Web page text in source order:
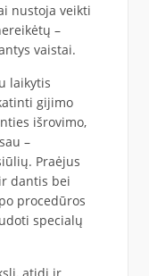
nustoja veikti
–
vaistai.
laikytis
gijimo
išrovimo,
–
Praėjus
dantis bei
procedūros
specialų